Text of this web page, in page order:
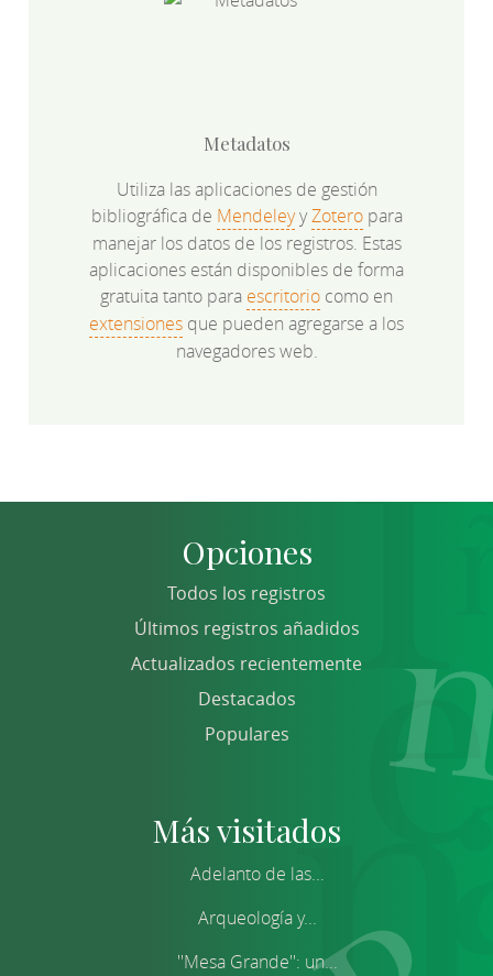
Metadatos
Utiliza las aplicaciones de gestión
bibliográfica de MendeleyyZoteropara
manejar los datos de los registros. Estas
aplicaciones están disponibles de forma
gratuita tanto para escritorio como en
extensiones que pueden agregarse a los
navegadores web.
Opciones
Todos los registros
Últimos registros añadidos
Actualizados recientemente
Destacados
Populares
Más visitados
Adelanto de las...
Arqueología y...
''Mesa Grande'': un...